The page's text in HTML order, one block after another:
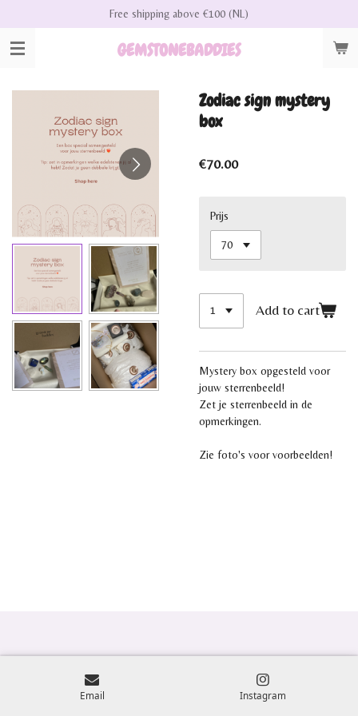
main
GEMSTONEBADDIES
Free shipping above €100 (NL)
Zodiac sign mystery
box
€70.00
Prijs
Add to cart
Mystery box opgesteld voor
jouw sterrenbeeld!
Zet je sterrenbeeld in de
opmerkingen.
Zie foto's voor voorbeelden!
Email Instagram